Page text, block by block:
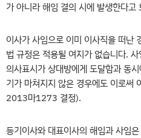
가 아니라 해임 결의 시에 발생한다고
이사가 사임으로 이미 이사직을 떠난
법 규정은 적용될 여지가 없습니다.
의사표시가 상대방에게 도달함과 동
기가 마쳐지지 않은 경우에도 이로써
2013마1273 결정).
등기이사와 대표이사의 해임과 사임